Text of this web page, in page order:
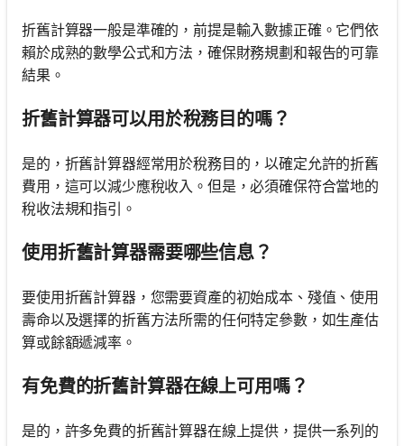
折舊計算器一般是準確的，前提是輸入數據正確。它們依
賴於成熟的數學公式和方法，確保財務規劃和報告的可靠
結果。
折舊計算器可以用於稅務目的嗎？
是的，折舊計算器經常用於稅務目的，以確定允許的折舊
費用，這可以減少應稅收入。但是，必須確保符合當地的
稅收法規和指引。
使用折舊計算器需要哪些信息？
要使用折舊計算器，您需要資產的初始成本、殘值、使用
壽命以及選擇的折舊方法所需的任何特定參數，如生產估
算或餘額遞減率。
有免費的折舊計算器在線上可用嗎？
是的，許多免費的折舊計算器在線上提供，提供一系列的